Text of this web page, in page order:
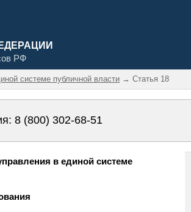
РФ
системе публичной власти → Статья 18
8 (800) 302-68-51
в единой системе